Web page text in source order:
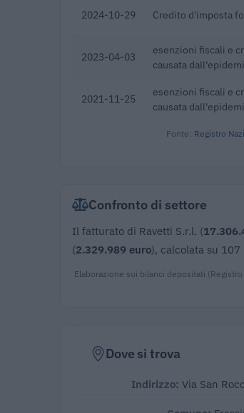
2024-10-29 Credito d'imposta
2023-04-03
esenzioni fiscali e
causata
2021-11-25
esenzioni fiscali e
causata
Fonte: Registro
Confronto di settore
Il fatturato di Ravetti S.r.l. (
(2.329.989 euro), calcolata su 107
Elaborazione sui bilanci depositati
Dove si trova
Indirizzo: Via San